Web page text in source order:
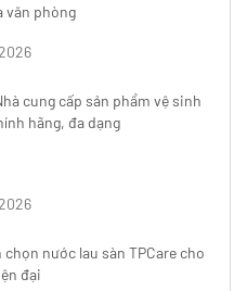
văn phòng
cung cấp sản phẩm vệ sinh
hãng, đa dạng
chọn nước lau sàn TPCare cho
đại